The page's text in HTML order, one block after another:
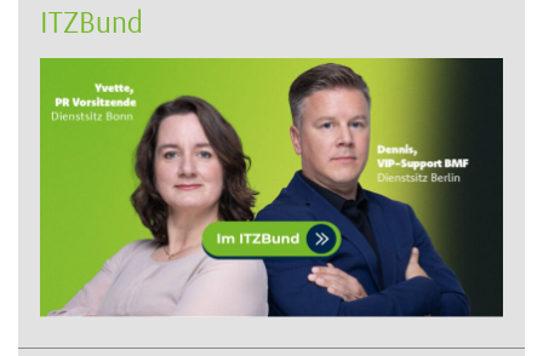
ITZBund